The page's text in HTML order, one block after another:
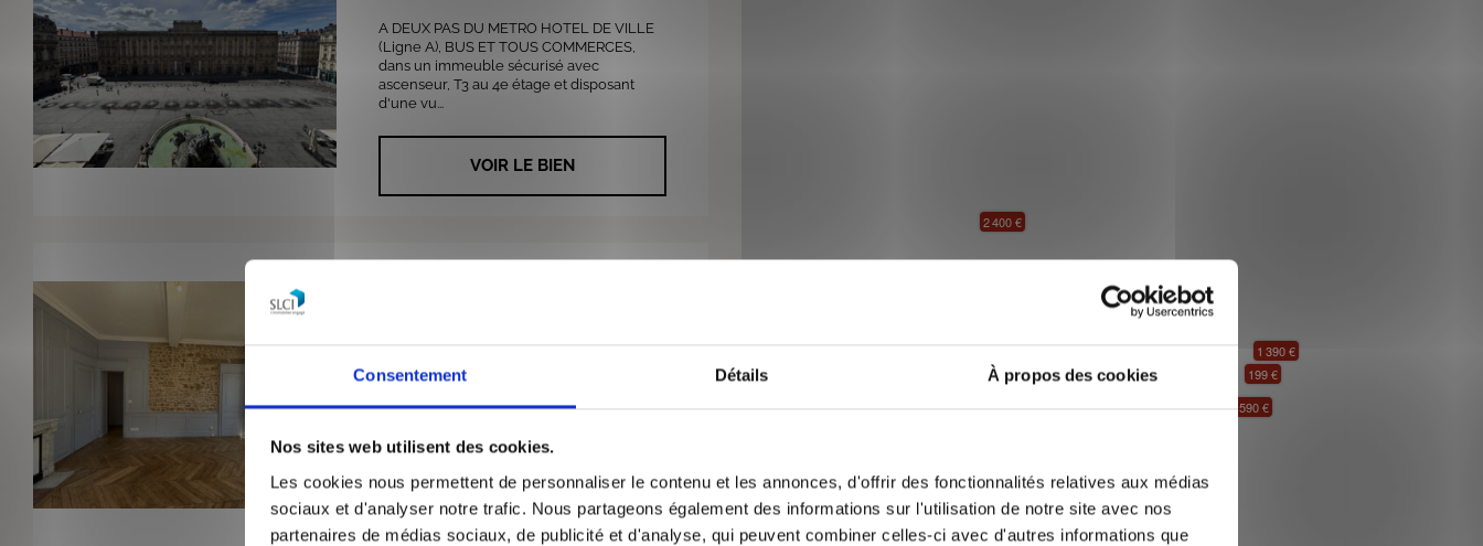
Consentement Détails À propos des cookies
Nos sites web utilisent des cookies.
Les cookies nous permettent de personnaliser le contenu et les annonces, d'offrir des fonctionnalités relatives aux médias
sociaux et d'analyser notre trafic. Nous partageons également des informations sur l'utilisation de notre site avec nos
partenaires de médias sociaux, de publicité et d'analyse, qui peuvent combiner celles-ci avec d'autres informations que
A DEUX PAS DU METRO HOTEL DE VILLE
(Ligne A), BUS ET TOUS COMMERCES,
dans un immeuble sécurisé avec
ascenseur, T3 au 4e étage et disposant
d'une vu...
VOIR LE BIEN
19 RUE D'ALGERIE. A deux pas de la place
VOIR LE BIEN
199 €
548 €
708 €
910 €
1 390 €
1 590 €
2 400 €